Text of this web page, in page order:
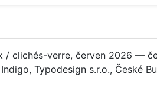
clichés-verre, červen 2026 —
Typodesign s.r.o., České